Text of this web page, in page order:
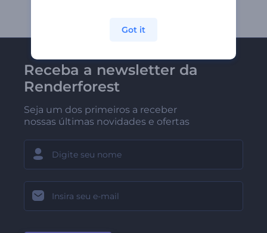
Receba a newsletter da
Renderforest
Seja um dos primeiros a receber
nossas últimas novidades e ofertas
Got it